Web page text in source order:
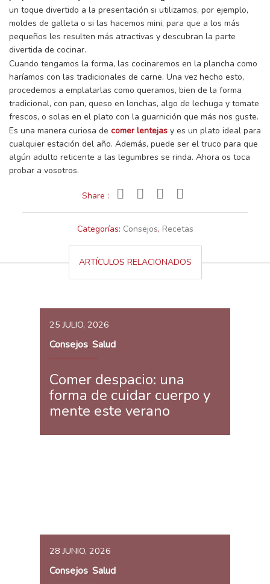
un toque divertido a la presentación si utilizamos, por ejemplo,
moldes de galleta o si las hacemos mini, para que a los más
pequeños les resulten más atractivas y descubran la parte
divertida de cocinar.
Cuando tengamos la forma, las cocinaremos en la plancha como
haríamos con las tradicionales de carne. Una vez hecho esto,
procedemos a emplatarlas como queramos, bien de la forma
tradicional, con pan, queso en lonchas, algo de lechuga y tomate
frescos, o solas en el plato con la guarnición que más nos guste.
Es una manera curiosa de comer lentejas y es un plato ideal para
cualquier estación del año. Además, puede ser el truco para que
algún adulto reticente a las legumbres se rinda. Ahora os toca
probar a vosotros.
Share :
Categorías: Consejos, Recetas
ARTÍCULOS RELACIONADOS
25 JULIO, 2026
Consejos, Salud
Comer despacio: una
forma de cuidar cuerpo y
mente este verano
28 JUNIO, 2026
Consejos, Salud